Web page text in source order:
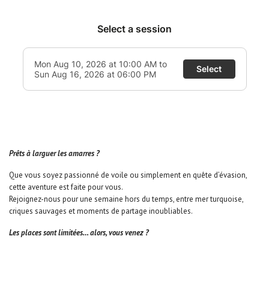
Prêts à larguer les amarres ?
Que vous soyez passionné de voile ou simplement en quête d’évasion,
cette aventure est faite pour vous.
Rejoignez-nous pour une semaine hors du temps, entre mer turquoise,
criques sauvages et moments de partage inoubliables.
Les places sont limitées… alors, vous venez ?